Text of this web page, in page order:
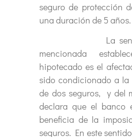
seguro de protección
una duración de 5 años.
La
mencionada
hipotecado es el
sido condicionado a la
de dos seguros, y del
declara que el banco
beneficia de la
seguros. En este